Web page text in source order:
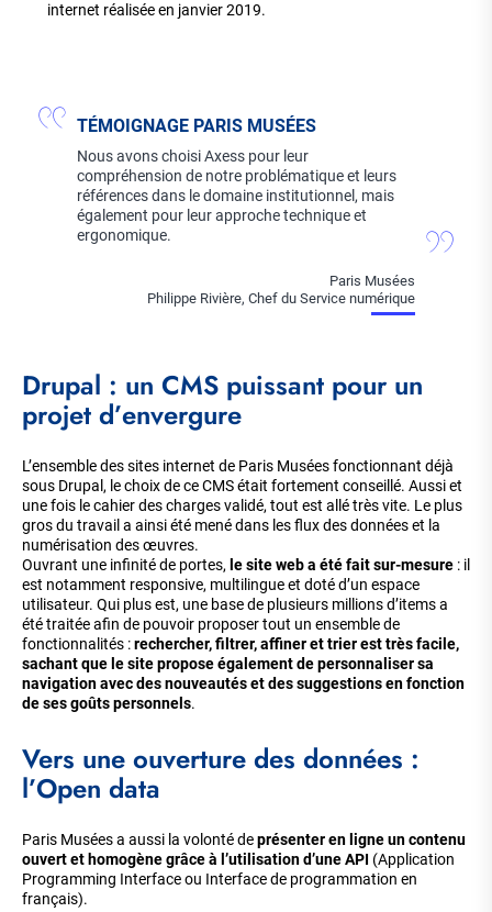
internet réalisée en janvier 2019.
TÉMOIGNAGE PARIS MUSÉES
Nous avons choisi Axess pour leur
compréhension de notre problématique et leurs
références dans le domaine institutionnel, mais
également pour leur approche technique et
ergonomique.
Paris Musées
Philippe Rivière, Chef du Service numérique
Drupal : un CMS puissant pour un
projet d’envergure
L’ensemble des sites internet de Paris Musées fonctionnant déjà
sous Drupal, le choix de ce CMS était fortement conseillé. Aussi et
une fois le cahier des charges validé, tout est allé très vite. Le plus
gros du travail a ainsi été mené dans les flux des données et la
numérisation des œuvres.
Ouvrant une infinité de portes, le site web a été fait sur-mesure : il
est notamment responsive, multilingue et doté d’un espace
utilisateur. Qui plus est, une base de plusieurs millions d’items a
été traitée afin de pouvoir proposer tout un ensemble de
fonctionnalités :rechercher, filtrer, affiner et trier est très facile,
sachant que le site propose également de personnaliser sa
navigation avec des nouveautés et des suggestions en fonction
de ses goûts personnels.
Vers une ouverture des données :
l’Open data
Paris Musées a aussi la volonté deprésenter en ligne un contenu
ouvert et homogène grâce à l’utilisation d’une API (Application
Programming Interface ou Interface de programmation en
français).